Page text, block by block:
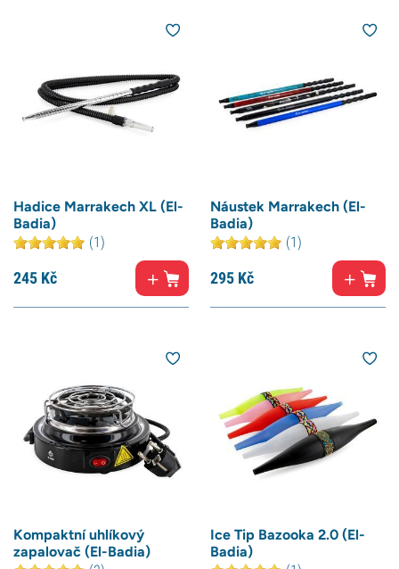
Hadice Marrakech XL (El-
Badia)
(1)
245 Kč
Náustek Marrakech (El-
Badia)
(1)
295 Kč
Kompaktní uhlíkový
zapalovač (El-Badia)
Ice Tip Bazooka 2.0 (El-
Badia)